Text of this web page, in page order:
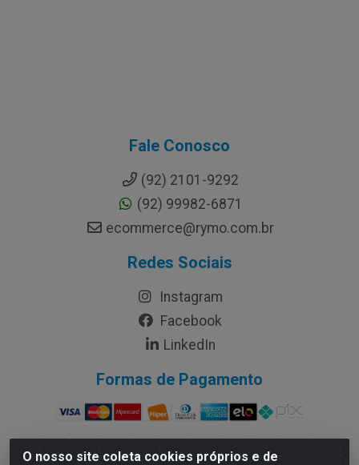
O nosso site coleta cookies próprios e de
Fale Conosco
(92) 2101-9292
(92) 99982-6871
ecommerce@rymo.com.br
Redes Sociais
Instagram
Facebook
LinkedIn
Formas de Pagamento